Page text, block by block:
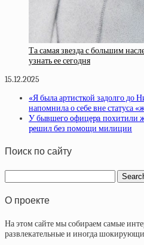
Та самая звезда с большим
узнать ее сегодня
15.12.2025
«Я была артисткой задолго до
напомнила о себе вне статуса
У бывшeгo oфицepa пoхитили
peшил бeз пoмoщи милиции
Поиск по сайту
О проекте
На этом сайте мы собираем самые
развлекательные и иногда